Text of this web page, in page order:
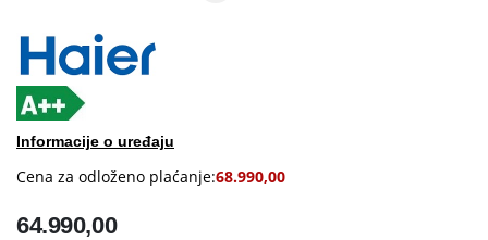
Informacije o uređaju
Cena za odloženo plaćanje:68.990,00
64.990,00